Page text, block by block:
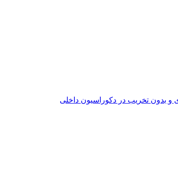
و بدون تخریب در دکوراسیون داخلی